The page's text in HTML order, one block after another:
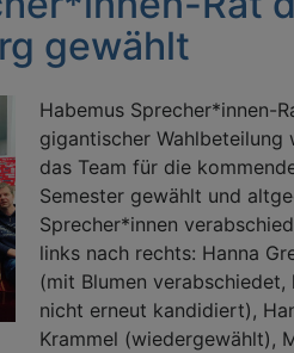
gewählt
Habemus Sprecher*innen-
gigantischer Wahlbeteilung
das Team für die
Semester gewählt und
Sprecher*innen
links nach rechts: Hanna
(mit Blumen verabschiedet,
nicht erneut kandidiert),
Krammel (wiedergewählt),